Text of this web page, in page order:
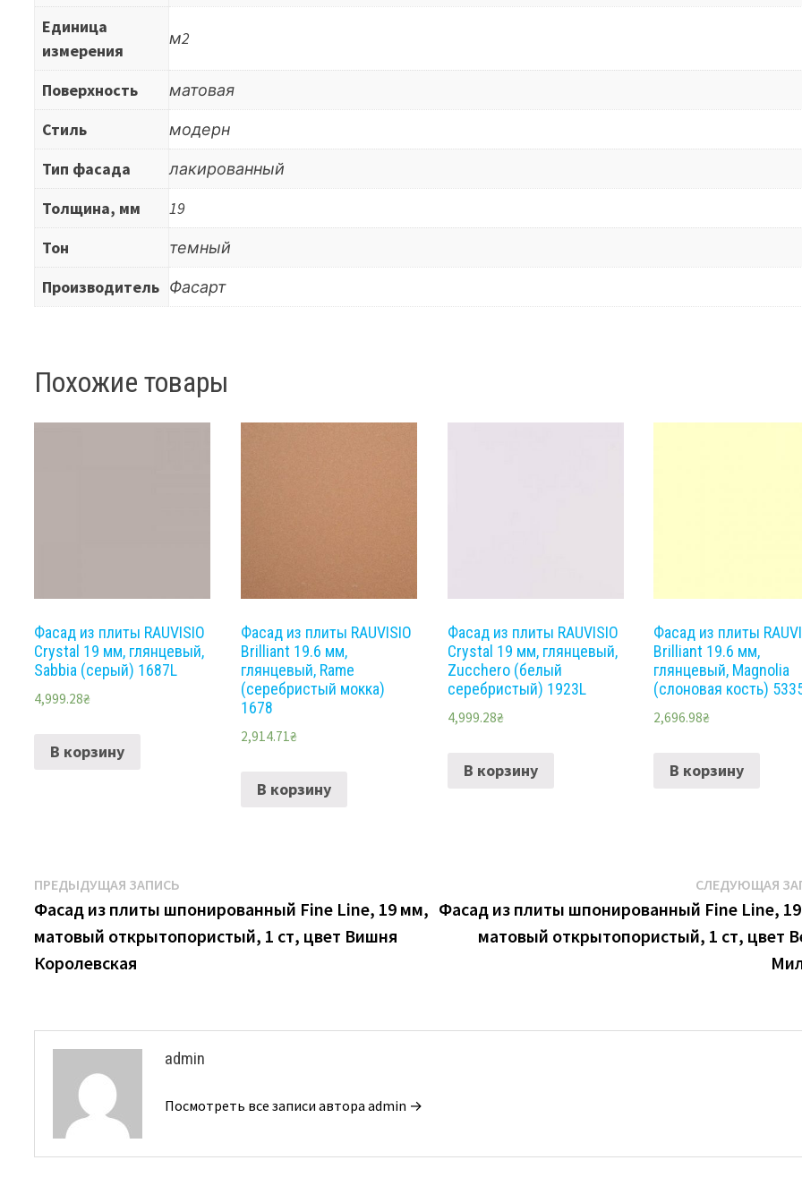
Единица
измерения
м2
Поверхность
матовая
Стиль
модерн
Тип фасада
лакированный
Толщина, мм
19
Тон
темный
Производитель Фасарт
Похожие товары
Фасад из плиты RAUVISIO
Crystal 19 мм, глянцевый,
Sabbia (серый) 1687L
4,999.28₴
В корзину
Фасад из плиты RAUVISIO
Brilliant 19.6 мм,
глянцевый, Rame
(серебристый мокка)
1678
2,914.71₴
В корзину
Фасад из плиты RAUVISIO
Crystal 19 мм, глянцевый,
Zucchero (белый
серебристый) 1923L
4,999.28₴
В корзину
Фасад из плиты
Brilliant 19.6 мм,
глянцевый, Magnolia
(слоновая кость)
2,696.98₴
В корзину
Навигация
по
записям
ПРЕДЫДУЩАЯ ЗАПИСЬ
запись:
Фасад из плиты шпонированный Fine Line, 19 мм,
матовый открытопористый, 1 ст, цвет Вишня
Королевская
СЛЕДУЮЩАЯ
Фасад из плиты шпонированный Fine Line,
матовый открытопористый, 1 ст, цвет
admin
Посмотреть все записи автора admin →